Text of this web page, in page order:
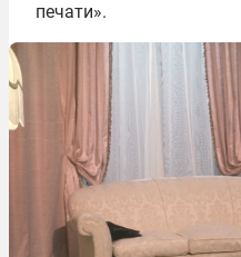
печати».